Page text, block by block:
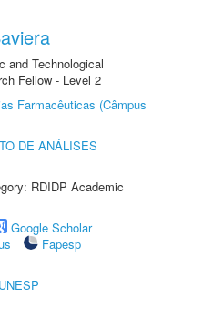
and Technological
Fellow - Level 2
Farmacêuticas (Câmpus
DE ANÁLISES
RDIDP Academic
Google Scholar
Fapesp